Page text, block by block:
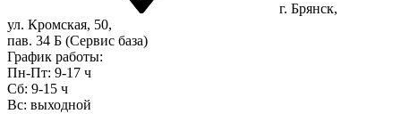
г. Брянск,
ул. Кромская, 50,
пав. 34 Б (Сервис база)
График работы:
Пн-Пт: 9-17 ч
Сб: 9-15 ч
Вс: выходной